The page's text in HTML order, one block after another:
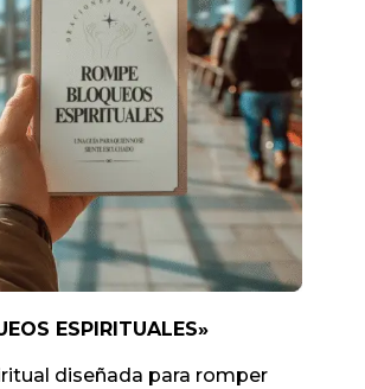
ESPIRITUALES»
diseñada para romper